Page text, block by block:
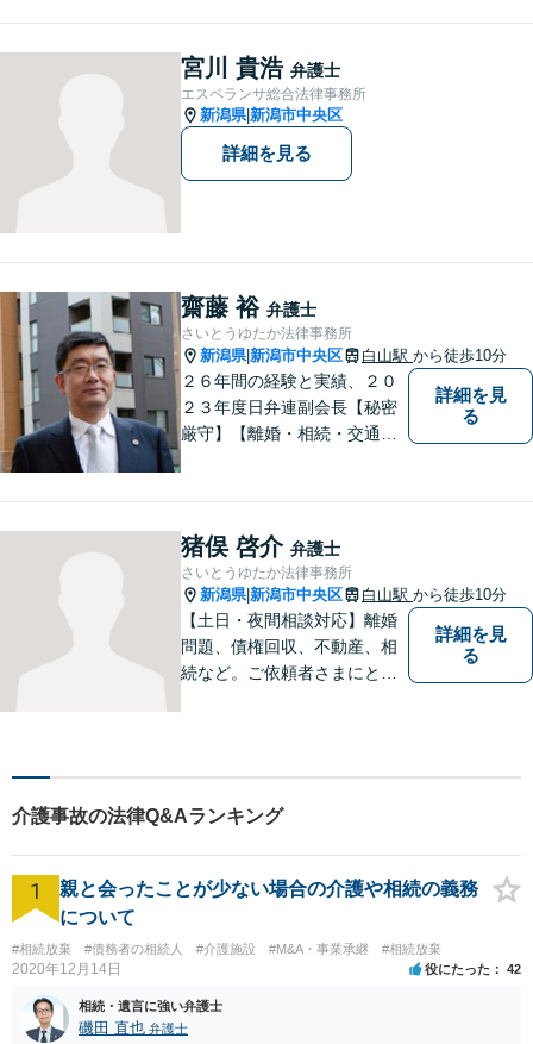
災・不貞慰謝料は相談料初回
無料】
宮川 貴浩 弁護士
エスペランサ総合法律事務所
新潟県|新潟市中央区
詳細を見る
齋藤 裕 弁護士
さいとうゆたか法律事務所
新潟県|新潟市中央区 白山駅 から徒歩10分
２６年間の経験と実績、２０
２３年度日弁連副会長【秘密
厳守】【離婚・相続・交通事
詳細を見
る
猪俣 啓介 弁護士
さいとうゆたか法律事務所
新潟県|新潟市中央区 白山駅 から徒歩10分
【土日・夜間相談対応】離婚
問題、債権回収、不動産、相
続など。ご依頼者さまにとっ
ず、わかりやすくご説明しま
す。お気軽にご相談ください
【子連れ相談可】
詳細を見
る
介護事故の法律Q&Aランキング
1
親と会ったことが少ない場合の介護や相続の義務
について
#相続放棄 #債務者の相続人 #介護施設 #M&A・事業承継 #相続放棄
2020年12月14日 役にたった 42
相続・遺言に強い弁護士
磯田 直也 弁護士